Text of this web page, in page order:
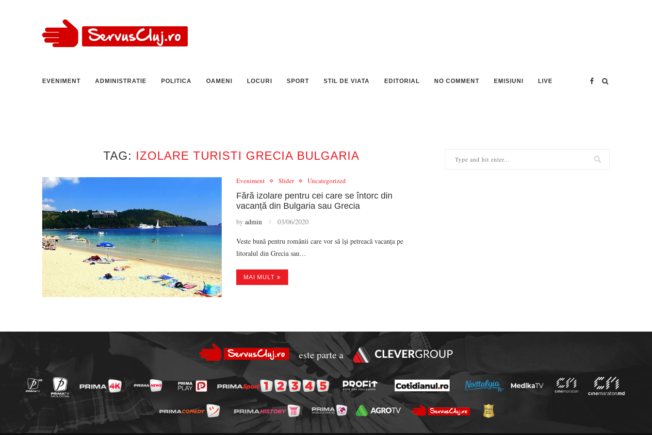
EVENIMENT ADMINISTRATIE POLITICA OAMENI LOCURI SPORT STIL DE VIATA EDITORIAL NO COMMENT EMISIUNI LIVE
TAG: IZOLARE TURISTI GRECIA BULGARIA
Eveniment Slider Uncategorized
Fără izolare pentru cei care se întorc din
vacanță din Bulgaria sau Grecia
by admin 03/06/2020
Veste bună pentru românii care vor să își petreacă vacanța pe
litoralul din Grecia sau…
MAI MULT
este parte a